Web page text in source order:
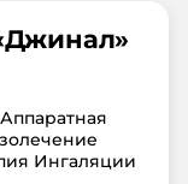
Джинал»
Ингаляции